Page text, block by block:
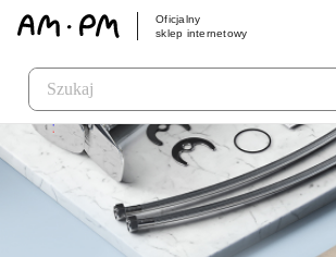
Oficjalny
sklep internetowy